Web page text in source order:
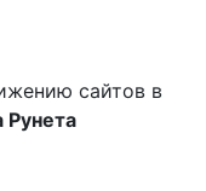
сайтов в
Рунета